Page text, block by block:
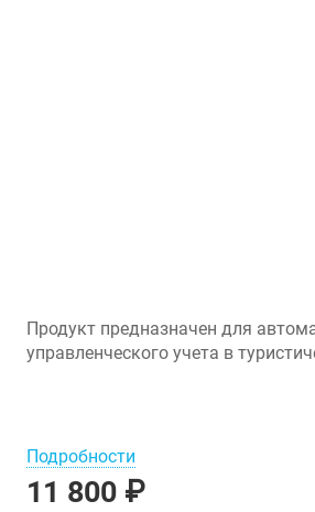
Продукт предназначен для
управленческого учета в
Подробности
11 800 ₽